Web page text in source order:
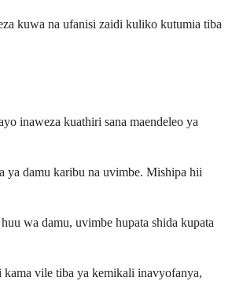
kuwa na ufanisi zaidi kuliko kutumia tiba
inaweza kuathiri sana maendeleo ya
ya damu karibu na uvimbe. Mishipa hii
wa damu, uvimbe hupata shida kupata
vile tiba ya kemikali inavyofanya,